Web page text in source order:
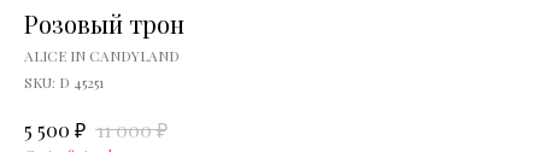
Розовый трон
ALICE IN CANDYLAND
SKU: D 45251
5 500 ₽ 11 000₽